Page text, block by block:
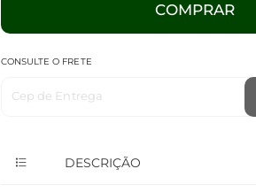
COMPRAR
CONSULTE O FRETE
Cep de Entrega
DESCRIÇÃO